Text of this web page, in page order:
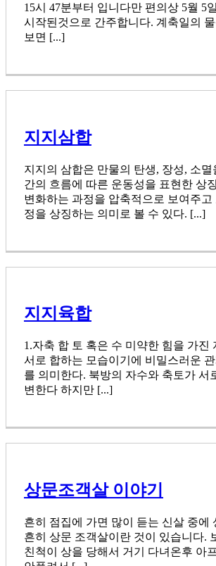
15시 47분부터 입니다만 편의상 5월 5
시작된것으로 간주합니다. 계축일의
보면 [...]
지지삼합
지지의 삼합은 만물의 탄생, 장성, 소멸
간의 흐름에 따른 운동성을 표현한 상
변화하는 과정을 압축적으로 보여주고
정을 상징하는 의미로 볼 수 있다. [...]
지지육합
1.자축 합 토 혹은 수 미약한 힘을 가진
서로 합하는 모습이기에 비밀스러운
를 의미한다. 북방의 자수와 축토가 서
변한다 하지만 [...]
상문조객살 이야기
흔히 점집에 가면 많이 듣는 신살 중에
흔히 상문 조객살이란 것이 있습니다.
친척이 상을 당해서 거기 다녀온후 아